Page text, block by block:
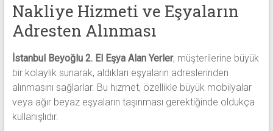
Nakliye Hizmeti ve Eşyaların
Adresten Alınması
İstanbul Beyoğlu 2. El Eşya Alan Yerler, müşterilerine büyük
bir kolaylık sunarak, aldıkları eşyaların adreslerinden
alınmasını sağlarlar. Bu hizmet, özellikle büyük mobilyalar
veya ağır beyaz eşyaların taşınması gerektiğinde oldukça
kullanışlıdır.